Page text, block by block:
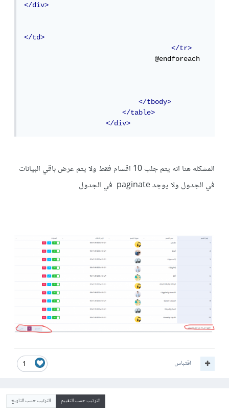
</div>
</td>
</tr>
                                @endforeach
</tbody>
</table>
</div>
المشكله هنا انه يتم جلب 10 اقسام فقط ولا يتم عرض باقي البيانات
في الجدول ولا يوجد paginate في الجدول
1 اقتباس
الترتيب حسب التقييم الترتيب حسب التاريخ